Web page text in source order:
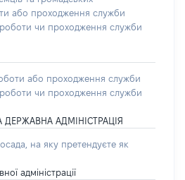
або проходження служби
чи проходження служби
або проходження служби
чи проходження служби
АДМІНІСТРАЦІЯ
на яку претендуєте як
адміністрації